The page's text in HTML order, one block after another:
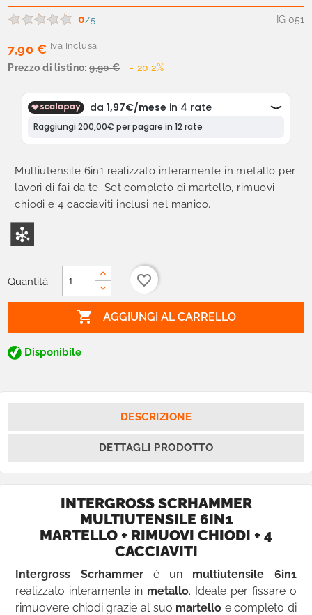
IG 051
0/5
7,90 € Iva Inclusa
Prezzo di listino:9,90 € - 20,2%
Multiutensile 6in1 realizzato interamente in metallo per
lavori di fai da te. Set completo di martello, rimuovi
chiodi e 4 cacciaviti inclusi nel manico.
Quantità
 AGGIUNGI AL CARRELLO
favorite_border
Disponibile
DESCRIZIONE
DETTAGLI PRODOTTO
INTERGROSS SCRHAMMER
MULTIUTENSILE 6IN1
MARTELLO + RIMUOVI CHIODI + 4
CACCIAVITI
Intergross Scrhammer è un multiutensile 6in1
realizzato interamente in metallo. Ideale per fissare o
rimuovere chiodi grazie al suo martello e completo di